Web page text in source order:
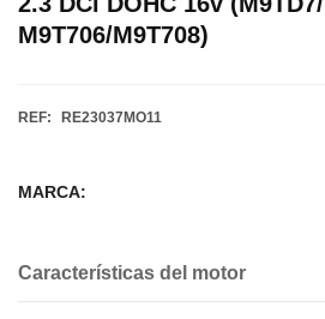
M9T706/M9T708)
REF: RE23037MO11
MARCA:
Características del motor